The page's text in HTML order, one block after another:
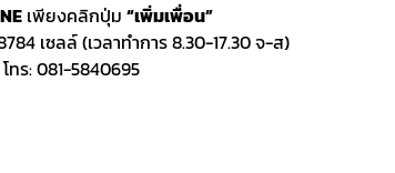
เพียงคลิกปุ่ม “เพิ่มเพื่อน”
เซลล์ (เวลาทำการ 8.30-17.30 จ-ส)
ร: 081-5840695